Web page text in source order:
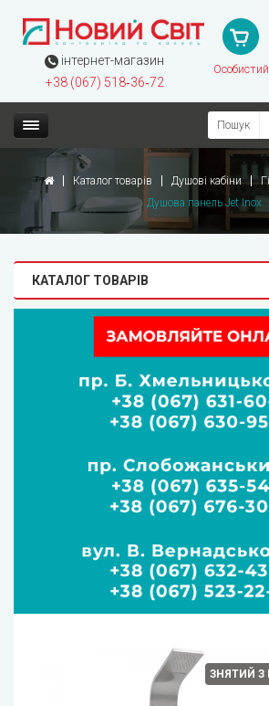
інтернет-магазин
+38 (067) 518‑36‑72
Пошук
Каталог товарів Душові кабіни
Душова панель Jet Inox
КАТАЛОГ ТОВАРІВ
ЗНЯТИЙ